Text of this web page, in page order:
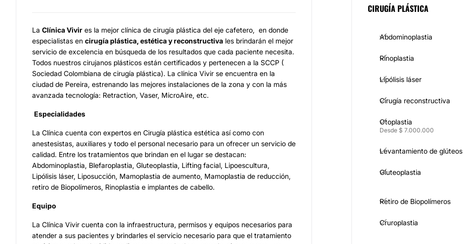
La Clínica Vivir es la mejor clínica de cirugía plástica del eje cafetero, en donde
especialistas en cirugía plástica, estética y reconstructiva les brindarán el mejor
servicio de excelencia en búsqueda de los resultados que cada paciente necesita.
Todos nuestros cirujanos plásticos están certificados y pertenecen a la SCCP (
Sociedad Colombiana de cirugía plástica). La clínica Vivir se encuentra en la
ciudad de Pereira, estrenando las mejores instalaciones de la zona y con la más
avanzada tecnología: Retraction, Vaser, MicroAire, etc.
Especialidades
La Clínica cuenta con expertos en Cirugía plástica estética así como con
anestesistas, auxiliares y todo el personal necesario para un ofrecer un servicio de
calidad. Entre los tratamientos que brindan en el lugar se destacan:
Abdominoplastia, Blefaroplastia, Gluteoplastia, Lifting facial, Lipoescultura,
Lipólisis láser, Liposucción, Mamoplastia de aumento, Mamoplastia de reducción,
retiro de Biopolímeros, Rinoplastia e implantes de cabello.
Equipo
La Clínica Vivir cuenta con la infraestructura, permisos y equipos necesarios para
atender a sus pacientes y brindarles el servicio necesario para que el tratamiento
CIRUGÍA PLÁSTICA
Abdominoplastia
Rinoplastia
Lipólisis láser
Cirugía reconstructiva
Otoplastia
Desde $ 7.000.000
Levantamiento de glúteos
Gluteoplastia
Retiro de Biopolímeros
Cruroplastia